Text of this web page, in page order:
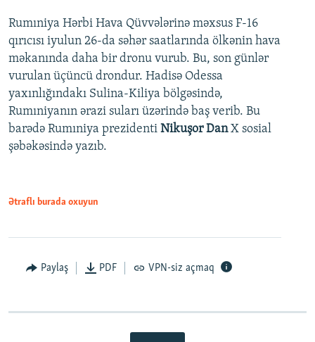
Rumıniya Hərbi Hava Qüvvələrinə məxsus F-16
qırıcısı iyulun 26-da səhər saatlarında ölkənin hava
məkanında daha bir dronu vurub. Bu, son günlər
vurulan üçüncü drondur. Hadisə Odessa
yaxınlığındakı Sulina-Kiliya bölgəsində,
Rumıniyanın ərazi suları üzərində baş verib. Bu
barədə Rumıniya prezidenti Nikuşor DanX sosial
şəbəkəsində yazıb.
Ətraflı burada oxuyun
Paylaş PDF VPN-siz açmaq